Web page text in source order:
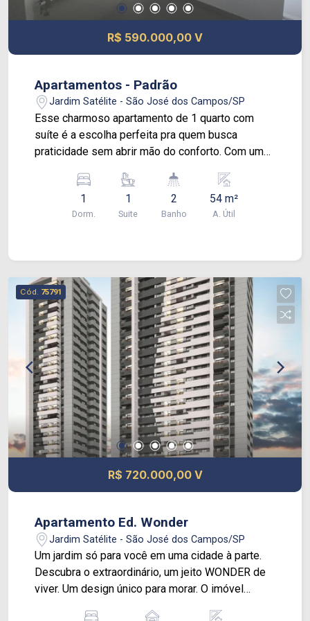
R$ 590.000,00 V
Apartamentos - Padrão
Jardim Satélite - São José dos Campos/SP
Esse charmoso apartamento de 1 quarto com
suíte é a escolha perfeita pra quem busca
praticidade sem abrir mão do conforto. Com um
aproveitado ao máximo, ideal pra quem valoriza
cada metro quadrado. A cozinha já vem equipada
com móveis planejados, oferecendo praticidade
acabamento caprichado. E o grande destaque vai
para a sacada ? espaçosa, aconchegante e com
móveis planejados, perfeita pra criar seu cantinho
de relaxamento ou até mesmo um home office
com vista. O Edifício Wonder entrega tudo o que
você precisa: estrutura moderna e localização
estratégica
1
Dorm.
1
Suite
2
Banho
54 m²
A. Útil
Cód. 75791
R$ 720.000,00 V
Apartamento Ed. Wonder
Jardim Satélite - São José dos Campos/SP
Um jardim só para você em uma cidade à parte.
Descubra o extraordinário, um jeito WONDER de
viver. Um design único para morar. O imóvel